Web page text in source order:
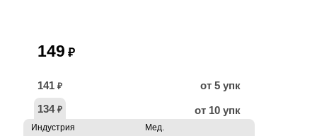
149 ₽
141 ₽
от 5 упк
134 ₽ от 10 упк
Индустрия
Мед.